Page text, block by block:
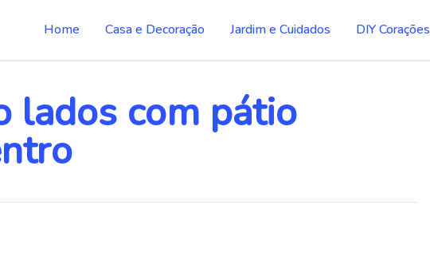
Home Casa e Decoração Jardim e Cuidados DIY Corações
lados com pátio